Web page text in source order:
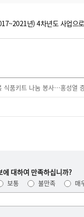
년) 4차년도 사업으
식품키트 나눔 봉사…홍성열
대하여 만족하십니까?
보통 불만족
매